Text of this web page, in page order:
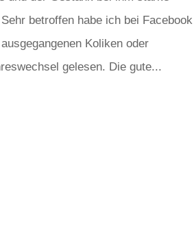
betroffen habe ich bei Facebook
Koliken oder
gelesen. Die gute...